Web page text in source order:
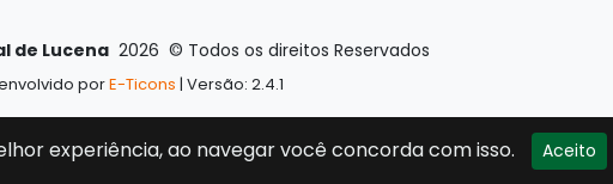
de Lucena 2026 © Todos os direitos Reservados
porE-Ticons | Versão: 2.4.1
experiência, ao navegar você concorda com isso. Aceito